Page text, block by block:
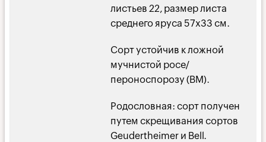
листьев 22, размер листа
среднего яруса 57х33 см.
Сорт устойчив к ложной
мучнистой росе/
пероноспорозу (BM).
Родословная: сорт получен
путем скрещивания сортов
Geudertheimer и Bell.